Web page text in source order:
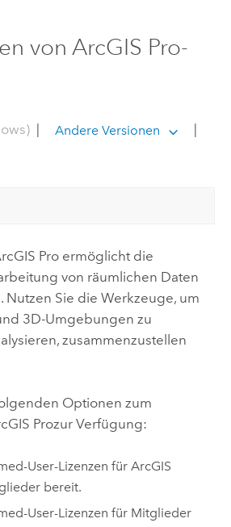
von ArcGIS Pro-
| Andere Versionen
Proermöglicht die
von räumlichen Daten
Nutzen Sie die Werkzeuge, um
3D-Umgebungen zu
zusammenzustellen
Optionen zum
Prozur Verfügung:
User-Lizenzen fürArcGIS
bereit.
User-Lizenzen für Mitglieder